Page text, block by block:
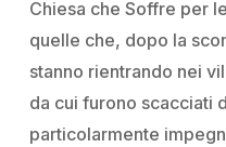
Chiesa che Soffre per
quelle che, dopo la
stanno rientrando nei
da cui furono scacciati
particolarmente